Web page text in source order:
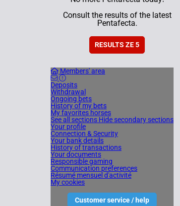
Consult the results of the latest
Pentafecta.
RESULTS ZE 5
Members' area
Deposits
Withdrawal
Ongoing bets
History of my bets
My favorites horses
See all sections Hide secondary sections
Your profile
Connection & Security
Your bank details
History of transactions
Your documents
Responsible gaming
Communication preferences
Résumé mensuel d'activité
My cookies
Customer service / help